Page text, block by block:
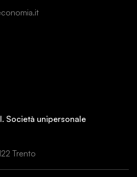
Società unipersonale
Trento